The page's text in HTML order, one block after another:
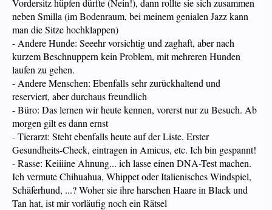
Vordersitz hüpfen dürfte (Nein!), dann rollte sie sich zusammen
neben Smilla (im Bodenraum, bei meinem genialen Jazz kann
man die Sitze hochklappen)
- Andere Hunde: Seeehr vorsichtig und zaghaft, aber nach
kurzem Beschnuppern kein Problem, mit mehreren Hunden
laufen zu gehen.
- Andere Menschen: Ebenfalls sehr zurückhaltend und
reserviert, aber durchaus freundlich
- Büro: Das lernen wir heute kennen, vorerst nur zu Besuch. Ab
morgen gilt es dann ernst
- Tierarzt: Steht ebenfalls heute auf der Liste. Erster
Gesundheits-Check, eintragen in Amicus, etc. Ich bin gespannt!
- Rasse: Keiiiine Ahnung... ich lasse einen DNA-Test machen.
Ich vermute Chihuahua, Whippet oder Italienisches Windspiel,
Schäferhund, ...? Woher sie ihre harschen Haare in Black und
Tan hat, ist mir vorläufig noch ein Rätsel